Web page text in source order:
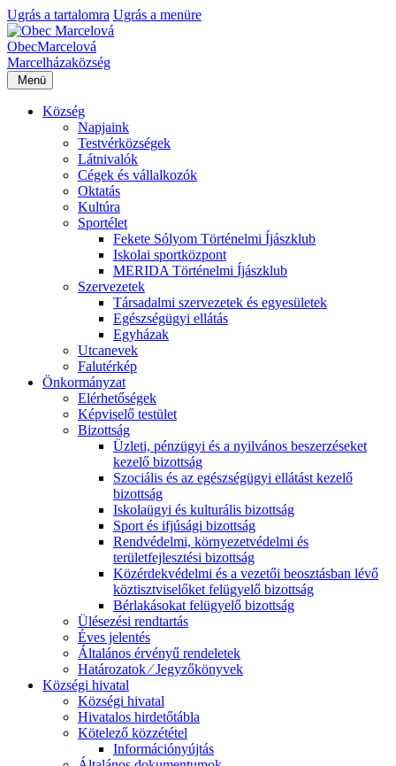
Ugrás a tartalomra Ugrás a menüre
ObecMarcelová
Marcelházaközség
Menü
Község
Napjaink
Testvérközségek
Látnivalók
Cégek és vállalkozók
Oktatás
Kultúra
Sportélet
Fekete Sólyom Történelmi Íjászklub
Iskolai sportközpont
MERIDA Történelmi Íjászklub
Szervezetek
Társadalmi szervezetek és egyesületek
Egészségügyi ellátás
Egyházak
Utcanevek
Falutérkép
Önkormányzat
Elérhetőségek
Képviselő testület
Bizottság
Üzleti, pénzügyi és a nyilvános beszerzéseket
kezelő bizottság
Szociális és az egészségügyi ellátást kezelő
bizottság
Iskolaügyi és kulturális bizottság
Sport és ifjúsági bizottság
Rendvédelmi, környezetvédelmi és
területfejlesztési bizottság
Közérdekvédelmi és a vezetői beosztásban lévő
köztisztviselőket felügyelő bizottság
Bérlakásokat felügyelő bizottság
Ülésezési rendtartás
Éves jelentés
Általános érvényű rendeletek
Határozatok ⁄ Jegyzőkönyvek
Községi hivatal
Községi hivatal
Hivatalos hirdetőtábla
Kötelező közzététel
Információnyújtás